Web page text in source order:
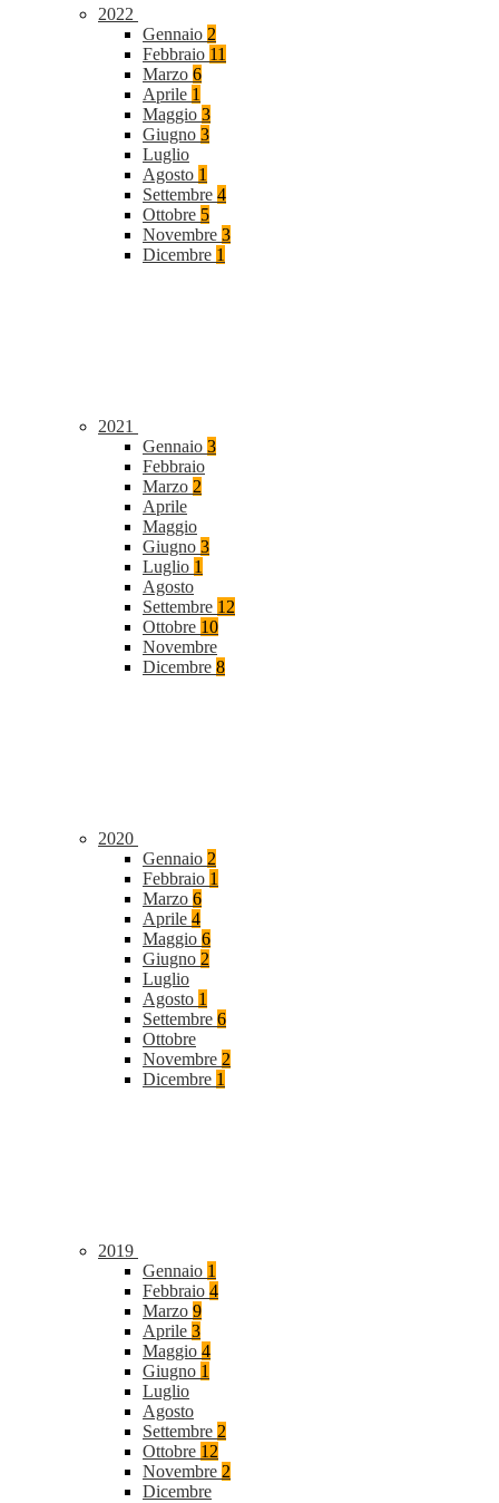
2022
Gennaio 2
Febbraio 11
Marzo 6
Aprile 1
Maggio 3
Giugno 3
Luglio
Agosto 1
Settembre 4
Ottobre 5
Novembre 3
Dicembre 1
2021
Gennaio 3
Febbraio
Marzo 2
Aprile
Maggio
Giugno 3
Luglio 1
Agosto
Settembre 12
Ottobre 10
Novembre
Dicembre 8
2020
Gennaio 2
Febbraio 1
Marzo 6
Aprile 4
Maggio 6
Giugno 2
Luglio
Agosto 1
Settembre 6
Ottobre
Novembre 2
Dicembre 1
2019
Gennaio 1
Febbraio 4
Marzo 9
Aprile 3
Maggio 4
Giugno 1
Luglio
Agosto
Settembre 2
Ottobre 12
Novembre 2
Dicembre